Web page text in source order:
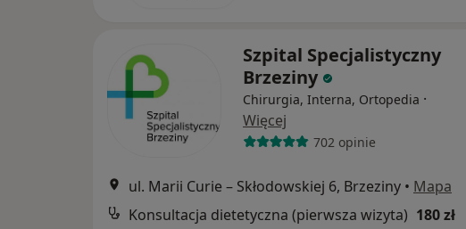
Szpital Specjalistyczny
Brzeziny
Chirurgia, Interna, Ortopedia ·
Więcej
702 opinie
ul. Marii Curie – Skłodowskiej 6, Brzeziny • Mapa
Konsultacja dietetyczna (pierwsza wizyta) 180 zł